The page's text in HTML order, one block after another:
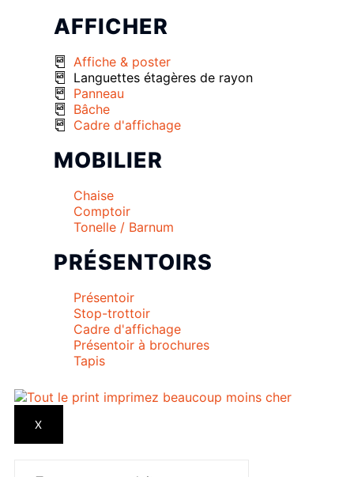
AFFICHER
Affiche & poster
Languettes étagères de rayon
Panneau
Bâche
Cadre d'affichage
MOBILIER
Chaise
Comptoir
Tonelle / Barnum
PRÉSENTOIRS
Présentoir
Stop-trottoir
Cadre d'affichage
Présentoir à brochures
Tapis
X